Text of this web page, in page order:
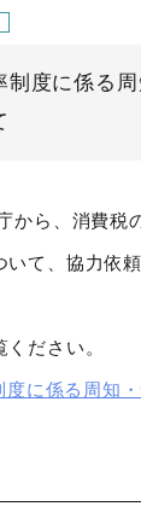
制度に係る
から、消費税
て、協力依
ださい。
に係る周知